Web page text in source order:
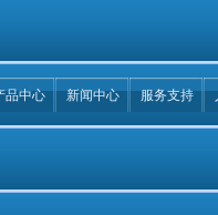
品中心 新闻中心 服务支持